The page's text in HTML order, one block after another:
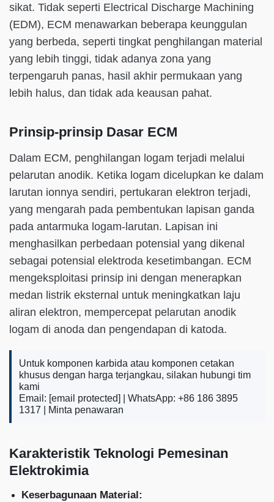
sikat. Tidak seperti Electrical Discharge Machining
(EDM), ECM menawarkan beberapa keunggulan
yang berbeda, seperti tingkat penghilangan material
yang lebih tinggi, tidak adanya zona yang
terpengaruh panas, hasil akhir permukaan yang
lebih halus, dan tidak ada keausan pahat.
Prinsip-prinsip Dasar ECM
Dalam ECM, penghilangan logam terjadi melalui
pelarutan anodik. Ketika logam dicelupkan ke dalam
larutan ionnya sendiri, pertukaran elektron terjadi,
yang mengarah pada pembentukan lapisan ganda
pada antarmuka logam-larutan. Lapisan ini
menghasilkan perbedaan potensial yang dikenal
sebagai potensial elektroda kesetimbangan. ECM
mengeksploitasi prinsip ini dengan menerapkan
medan listrik eksternal untuk meningkatkan laju
aliran elektron, mempercepat pelarutan anodik
logam di anoda dan pengendapan di katoda.
Untuk komponen karbida atau komponen cetakan
khusus dengan harga terjangkau, silakan hubungi tim
kami
Email: [email protected]
| WhatsApp: +86 186 3895
1317 |
Minta penawaran
Karakteristik Teknologi Pemesinan
Elektrokimia
Keserbagunaan Material: